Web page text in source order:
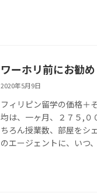
ワーホリ前にお勧
2020年5月9日
フィリピン留学の価格＋
均は、一ヶ月、２７５,０
ちろん授業数、部屋をシ
のエージェントに、いつ